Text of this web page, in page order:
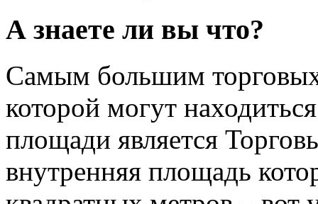
А знаете ли вы что?
Самым большим
которой могут
площади является
внутренняя площадь